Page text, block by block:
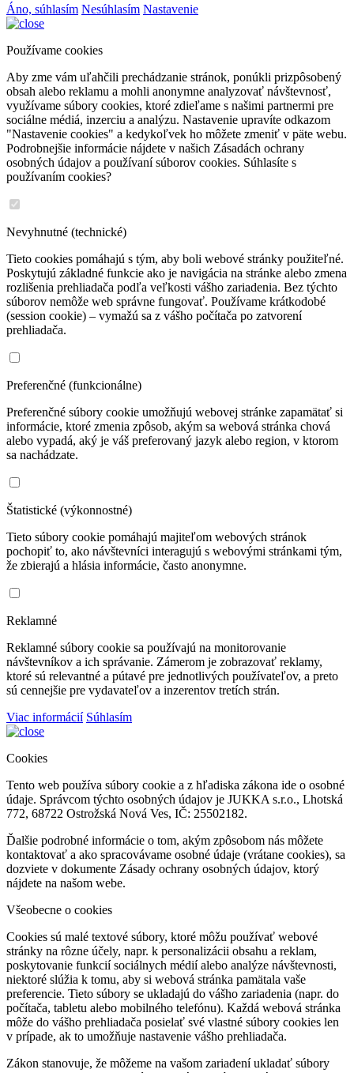
Áno, súhlasím Nesúhlasím Nastavenie
Používame cookies
Aby zme vám uľahčili prechádzanie stránok, ponúkli prizpôsobený
obsah alebo reklamu a mohli anonymne analyzovať návštevnosť,
využívame súbory cookies, ktoré zdieľame s našimi partnermi pre
sociálne médiá, inzerciu a analýzu. Nastavenie upravíte odkazom
"Nastavenie cookies" a kedykoľvek ho môžete zmeniť v päte webu.
Podrobnejšie informácie nájdete v našich Zásadách ochrany
osobných údajov a používaní súborov cookies. Súhlasíte s
používaním cookies?
Nevyhnutné (technické)
Tieto cookies pomáhajú s tým, aby boli webové stránky použiteľné.
Poskytujú základné funkcie ako je navigácia na stránke alebo zmena
rozlišenia prehliadača podľa veľkosti vášho zariadenia. Bez týchto
súborov nemôže web správne fungovať. Používame krátkodobé
(session cookie) – vymažú sa z vášho počítača po zatvorení
prehliadača.
Preferenčné (funkcionálne)
Preferenčné súbory cookie umožňujú webovej stránke zapamätať si
informácie, ktoré zmenia zpôsob, akým sa webová stránka chová
alebo vypadá, aký je váš preferovaný jazyk alebo region, v ktorom
sa nachádzate.
Štatistické (výkonnostné)
Tieto súbory cookie pomáhajú majiteľom webových stránok
pochopiť to, ako návštevníci interagujú s webovými stránkami tým,
že zbierajú a hlásia informácie, často anonymne.
Reklamné
Reklamné súbory cookie sa používajú na monitorovanie
návštevníkov a ich správanie. Zámerom je zobrazovať reklamy,
ktoré sú relevantné a pútavé pre jednotlivých používateľov, a preto
sú cennejšie pre vydavateľov a inzerentov tretích strán.
Viac informácií Súhlasím
Cookies
Tento web používa súbory cookie a z hľadiska zákona ide o osobné
údaje. Správcom týchto osobných údajov je JUKKA s.r.o., Lhotská
772, 68722 Ostrožská Nová Ves, IČ: 25502182.
Ďalšie podrobné informácie o tom, akým zpôsobom nás môžete
kontaktovať a ako spracovávame osobné údaje (vrátane cookies), sa
dozviete v dokumente Zásady ochrany osobných údajov, ktorý
nájdete na našom webe.
Všeobecne o cookies
Cookies sú malé textové súbory, ktoré môžu používať webové
stránky na rôzne účely, napr. k personalizácii obsahu a reklam,
poskytovanie funkcií sociálnych médií alebo analýze návštevnosti,
niektoré slúžia k tomu, aby si webová stránka pamätala vaše
preferencie. Tieto súbory se ukladajú do vášho zariadenia (napr. do
počítača, tabletu alebo mobilného telefónu). Každá webová stránka
môže do vášho prehliadača posielať své vlastné súbory cookies len
v prípade, ak to umožňuje nastavenie vášho prehliadača.
Zákon stanovuje, že môžeme na vašom zariadení ukladať súbory